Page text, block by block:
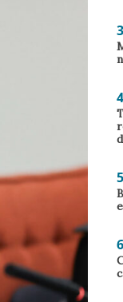
3
4
5
6